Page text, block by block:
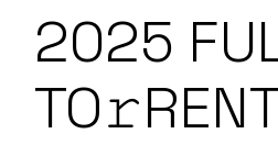
2025